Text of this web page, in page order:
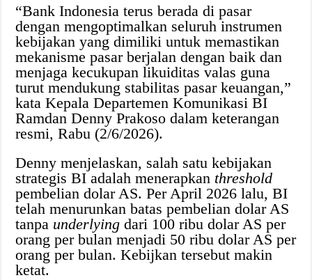
“Bank Indonesia terus berada di pasar
dengan mengoptimalkan seluruh instrumen
kebijakan yang dimiliki untuk memastikan
mekanisme pasar berjalan dengan baik dan
menjaga kecukupan likuiditas valas guna
turut mendukung stabilitas pasar keuangan,”
kata Kepala Departemen Komunikasi BI
Ramdan Denny Prakoso dalam keterangan
resmi, Rabu (2/6/2026).
Denny menjelaskan, salah satu kebijakan
strategis BI adalah menerapkan threshold
pembelian dolar AS. Per April 2026 lalu, BI
telah menurunkan batas pembelian dolar AS
tanpa underlying dari 100 ribu dolar AS per
orang per bulan menjadi 50 ribu dolar AS per
orang per bulan. Kebijkan tersebut makin
ketat.